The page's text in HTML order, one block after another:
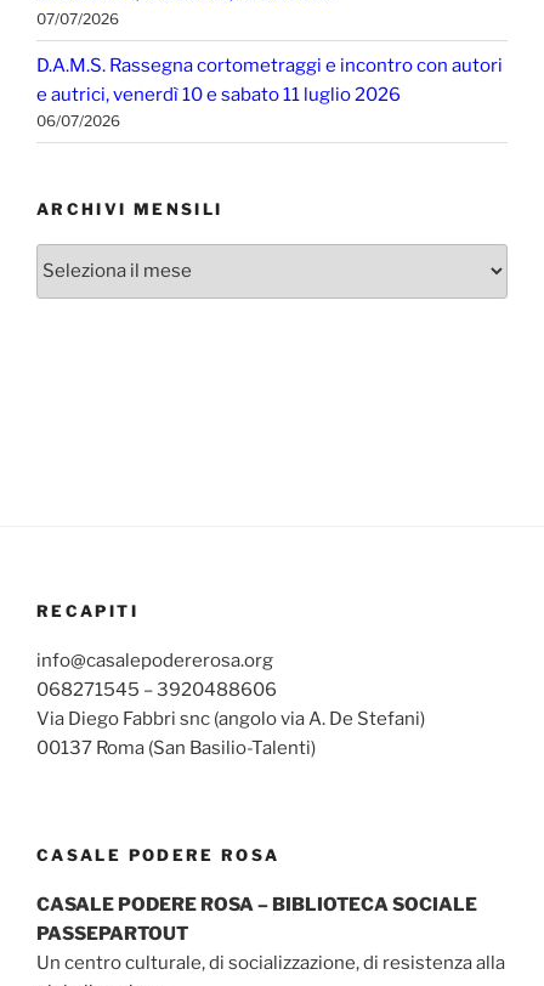
07/07/2026
D.A.M.S. Rassegna cortometraggi e incontro con autori
e autrici, venerdì 10 e sabato 11 luglio 2026
06/07/2026
ARCHIVI MENSILI
Archivi
RECAPITI
info@casalepodererosa.org
068271545 – 3920488606
Via Diego Fabbri snc (angolo via A. De Stefani)
00137 Roma (San Basilio-Talenti)
CASALE PODERE ROSA
CASALE PODERE ROSA – BIBLIOTECA SOCIALE
PASSEPARTOUT
Un centro culturale, di socializzazione, di resistenza alla